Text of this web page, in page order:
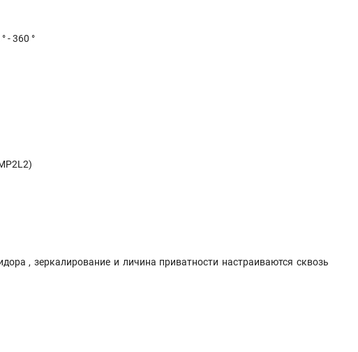
- 360 °
, зеркалирование и личина приватности настраиваются сквозь